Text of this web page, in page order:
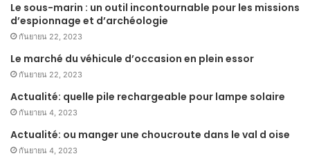
Le sous-marin : un outil incontournable pour les missions
d’espionnage et d’archéologie
กันยายน 22, 2023
Le marché du véhicule d’occasion en plein essor
กันยายน 22, 2023
Actualité: quelle pile rechargeable pour lampe solaire
กันยายน 4, 2023
Actualité: ou manger une choucroute dans le val d oise
กันยายน 4, 2023